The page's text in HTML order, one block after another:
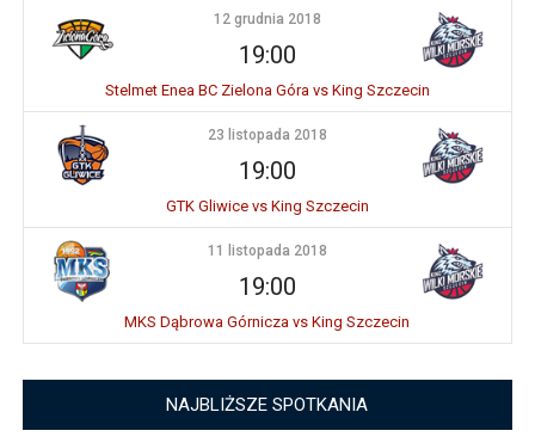
12 grudnia 2018
19:00
Stelmet Enea BC Zielona Góra vs King Szczecin
23 listopada 2018
19:00
GTK Gliwice vs King Szczecin
11 listopada 2018
19:00
MKS Dąbrowa Górnicza vs King Szczecin
NAJBLIŻSZE SPOTKANIA